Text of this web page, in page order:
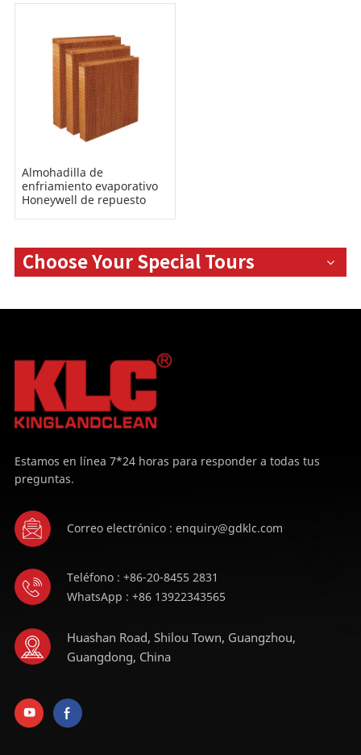
Almohadilla de
enfriamiento evaporativo
Honeywell de repuesto
Choose Your Special Tours
Estamos en línea 7*24 horas para responder a todas tus
preguntas.
Correo electrónico : enquiry@gdklc.com
Teléfono : +86-20-8455 2831
WhatsApp : +86 13922343565
Huashan Road, Shilou Town, Guangzhou,
Guangdong, China